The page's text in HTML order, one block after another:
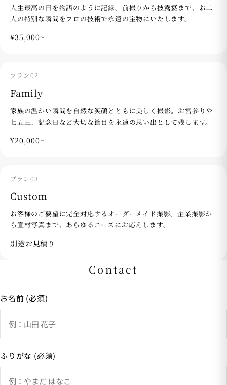
人生最高の日を物語のように記録。前撮りから披露宴まで、お二
人の特別な瞬間をプロの技術で永遠の宝物にいたします。
¥35,000~
プラン02
Family
家族の温かい瞬間を自然な笑顔とともに美しく撮影。お宮参りや
七五三、記念日など大切な節目を永遠の思い出として残します。
¥20,000~
プラン03
Custom
お客様のご要望に完全対応するオーダーメイド撮影。企業撮影か
ら宣材写真まで、あらゆるニーズにお応えします。
別途お見積り
Contact
お名前 (必須)
ふりがな (必須)